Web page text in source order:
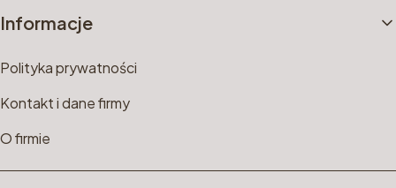
Informacje
Polityka prywatności
Kontakt i dane firmy
O firmie